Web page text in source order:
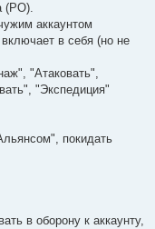
(РО).
аккаунтом
в себя (но не
"Атаковать",
"Экспедиция"
покидать
в оборону к аккаунту,